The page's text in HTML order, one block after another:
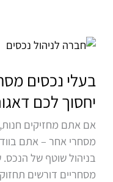
בעלי נכסים
יחסוך לכם
אם אתם מחזיקים
מסחרי אחר – אתם
בניהול שוטף של הנכס.
מסחריים דורשים
בעלי
מסחריים?
מקצועי
יחסוך
לכם
דאגות